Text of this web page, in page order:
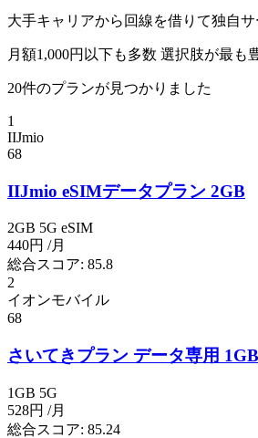
大手キャリアから回線を借りて独自
月額1,000円以下も多数 選択肢が最も
20件のプランが見つかりました
1
IIJmio
68
IIJmio eSIMデータプラン 2GB
2GB 5G eSIM
440円 /月
総合スコア: 85.8
2
イオンモバイル
68
さいてきプラン データ専用 1GB
1GB 5G
528円 /月
総合スコア: 85.24